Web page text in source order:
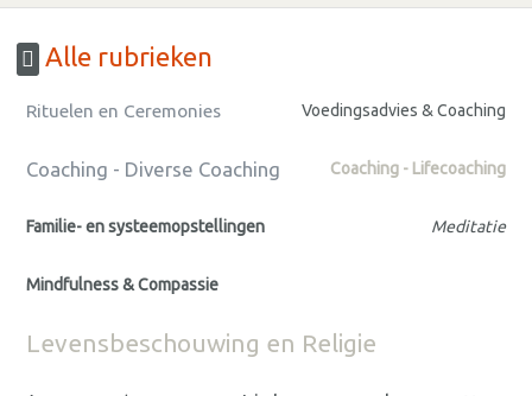
Alle rubrieken
Rituelen en Ceremonies Voedingsadvies & Coaching
Coaching - Diverse Coaching Coaching - Lifecoaching
Familie- en systeemopstellingen Meditatie
Mindfulness & Compassie
Levensbeschouwing en Religie